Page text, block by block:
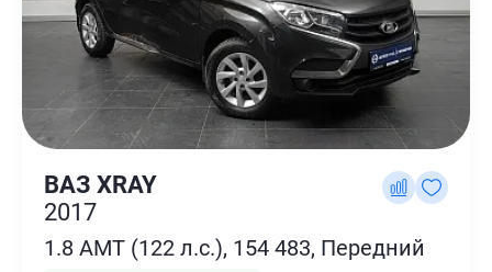
ВАЗ XRAY
2017
1.8 AMT (122 л.с.), 154 483, Передний